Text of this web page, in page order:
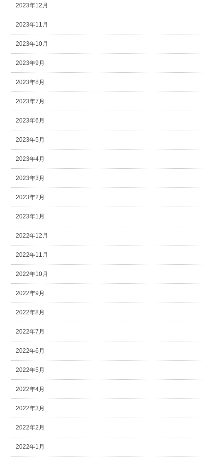
2023年12月
2023年11月
2023年10月
2023年9月
2023年8月
2023年7月
2023年6月
2023年5月
2023年4月
2023年3月
2023年2月
2023年1月
2022年12月
2022年11月
2022年10月
2022年9月
2022年8月
2022年7月
2022年6月
2022年5月
2022年4月
2022年3月
2022年2月
2022年1月